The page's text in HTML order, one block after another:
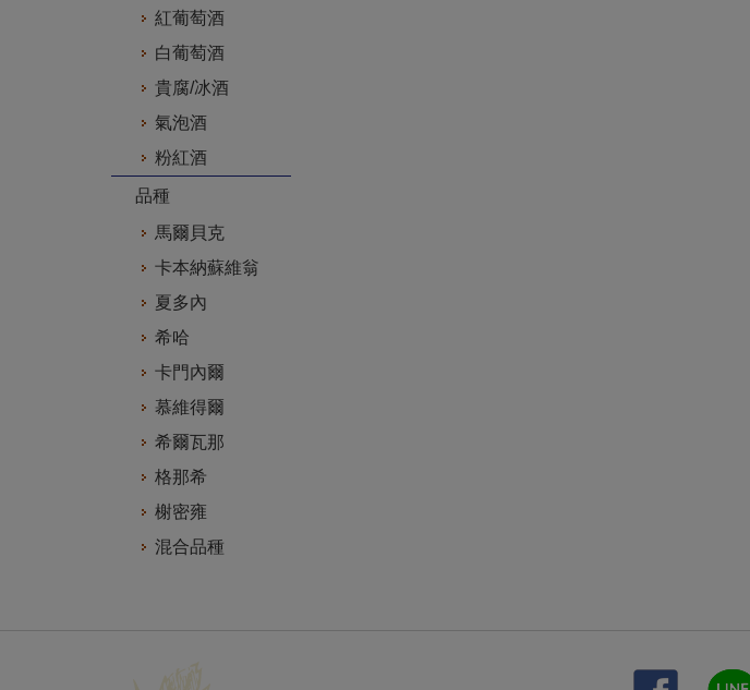
紅葡萄酒
白葡萄酒
貴腐/冰酒
氣泡酒
粉紅酒
品種
馬爾貝克
卡本納蘇維翁
夏多內
希哈
卡門內爾
慕維得爾
希爾瓦那
格那希
榭密雍
混合品種